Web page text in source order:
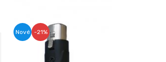
Nové -21%